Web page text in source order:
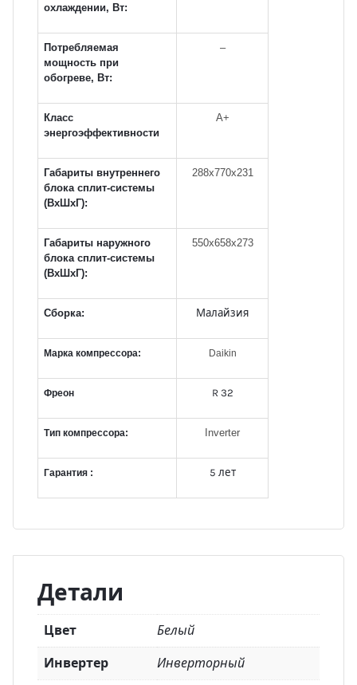
охлаждении, Вт:
Потребляемая
мощность при
обогреве, Вт:
–
Класс
энергоэффективности
А+
Габариты внутреннего
блока сплит-системы
(ВxШxГ):
288х770х231
Габариты наружного
блока сплит-системы
(ВxШxГ):
550х658х273
Сборка: Малайзия
Марка компрессора: Daikin
Фреон R 32
Тип компрессора: Inverter
Гарантия : 5 лет
Детали
Цвет Белый
Инвертер Инверторный